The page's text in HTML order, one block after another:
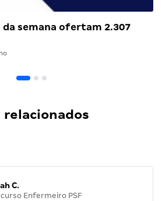
semana ofertam 2.307
C.
Enfermeiro PSF